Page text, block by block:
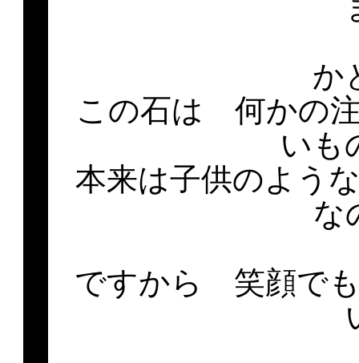
か
この石は 何かの
いも
本来は子供のよう
な
ですから 笑顔で